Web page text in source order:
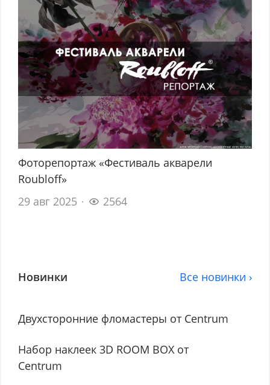
Фоторепортаж «Фестиваль акварели
Roubloff»
29 авг 2025
2564
Новинки Все новинки ›
Двухсторонние фломастеры от Centrum
Набор наклеек 3D ROOM BOX от
Centrum